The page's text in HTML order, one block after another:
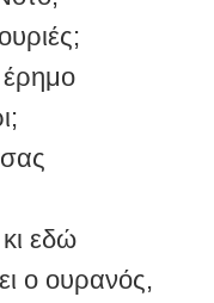
έρημο
εδώ
ο ουρανός,